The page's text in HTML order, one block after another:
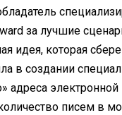
за лучшие
идея, которая
в создании
адреса электронной
писем в